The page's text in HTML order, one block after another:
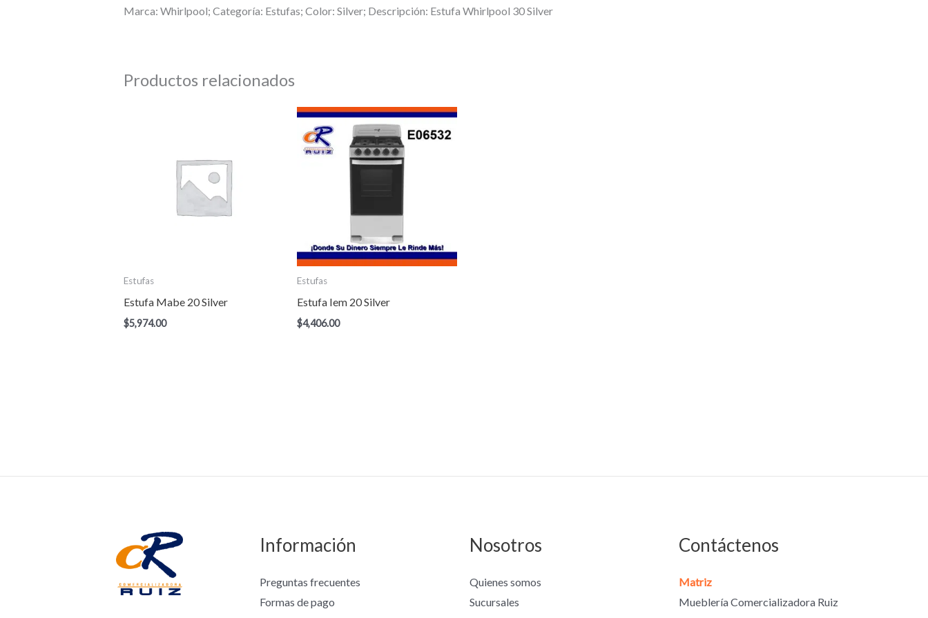
Marca: Whirlpool; Categoría: Estufas; Color: Silver; Descripción: Estufa Whirlpool 30 Silver
Productos relacionados
Estufas
Estufa Mabe 20 Silver
$5,974.00
Estufas
Estufa Iem 20 Silver
$4,406.00
Información
Preguntas frecuentes
Formas de pago
Nosotros
Quienes somos
Sucursales
Contáctenos
Matriz
Mueblería Comercializadora Ruiz